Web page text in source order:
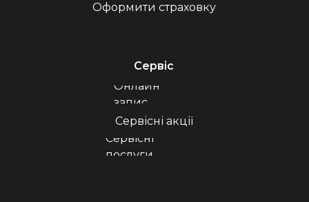
Онлайн
запис
Сервісні
послуги
Сервісні акції
Сервіс
Оформити страховку